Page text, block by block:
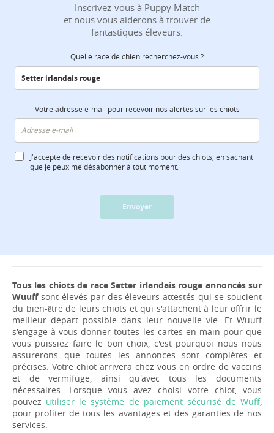
Inscrivez-vous à Puppy Match
et nous vous aiderons à trouver de
fantastiques éleveurs.
Quelle race de chien recherchez-vous ?
Votre adresse e-mail pour recevoir nos alertes sur les chiots
J'accepte de recevoir des notifications pour des chiots, en sachant
que je peux me désabonner à tout moment.
Envoyer
Tous les chiots de race Setter irlandais rouge annoncés sur
Wuuffsont élevés par des éleveurs attestés qui se soucient
du bien-être de leurs chiots et qui s'attachent à leur offrir le
meilleur départ possible dans leur nouvelle vie. Et Wuuff
s'engage à vous donner toutes les cartes en main pour que
vous puissiez faire le bon choix, c'est pourquoi nous nous
assurerons que toutes les annonces sont complètes et
précises. Votre chiot arrivera chez vous en ordre de vaccins
et de vermifuge, ainsi qu'avec tous les documents
nécessaires. Lorsque vous avez choisi votre chiot, vous
pouvez utiliser le système de paiement sécurisé de Wuff,
pour profiter de tous les avantages et des garanties de nos
services.